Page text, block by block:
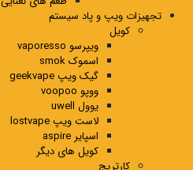
تجهیزات ویپ و پاد سیستم
کویل
ویپرسو vaporesso
اسموک smok
گیک ویپ geekvape
ووپو voopoo
یوول uwell
لاست ویپ lostvape
اسپایر aspire
کویل های دیگر
کارتریج